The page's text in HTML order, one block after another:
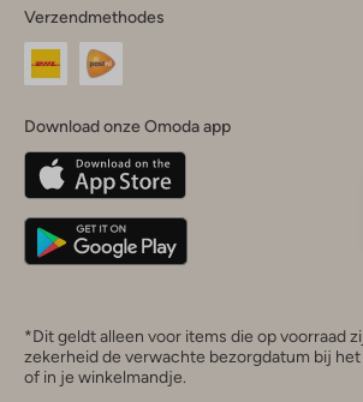
je
land
Nederland
Belgique(Français)
Deutschland
Verzendmethodes
Download onze Omoda app
*Dit geldt alleen voor items die op voorraad
zekerheid de verwachte bezorgdatum bij
of in je winkelmandje.